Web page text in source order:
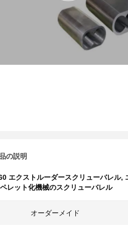
の説明
エクストルーダースクリューバレル,
レット化機械のスクリューバレル
オーダーメイド